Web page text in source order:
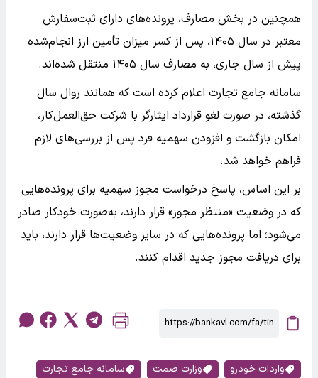
همچنین در بخش مصارف، پرونده‌های دارای ثبت‌سفارش
معتبر در سال ۱۴۰۵، پس از کسر میزان تأمین ارز انجام‌شده
پیش از سال جاری، به مصارف سال ۱۴۰۵ منتقل شده‌اند.
سامانه جامع تجارت اعلام کرده است که همانند روال سال
گذشته، در صورت لغو قرارداد ایثارگر با شرکت حق‌العمل‌کار،
امکان بازگشت و افزودن سهمیه فرد پس از بررسی‌های لازم
فراهم خواهد شد.
بر این اساس، پاسخ درخواست مجوز سهمیه برای پرونده‌هایی
که در وضعیت «منتظر مجوز» قرار دارند، به‌صورت خودکار صادر
می‌شود؛ اما پرونده‌هایی که در سایر وضعیت‌ها قرار دارند، باید
برای دریافت مجوز جدید اقدام کنند.
واردات خودرو وزارت صمت
سامانه جامع تجارت